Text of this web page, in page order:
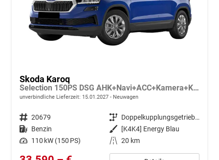
Skoda Karoq
Selection 150PS DSG AHK+Navi+ACC+Kamera+Kessy+Sitzheizung+GV5+Ambiente
unverbindliche Lieferzeit: 15.01.2027 Neuwagen
Fahrzeugnr. 20679 Getriebe
Doppelkupplungsgetriebe (DSG)
Kraftstoff Benzin Außenfarbe
[K4K4] Energy Blau
Leistung 110 kW (150 PS) Kilometerstand 20 km